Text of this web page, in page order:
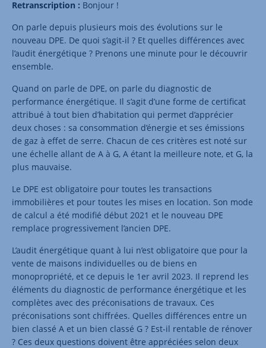
Retranscription : Bonjour !
On parle depuis plusieurs mois des évolutions sur le
nouveau DPE. De quoi s’agit-il ? Et quelles différences avec
l’audit énergétique ? Prenons une minute pour le découvrir
ensemble.
Quand on parle de DPE, on parle du diagnostic de
performance énergétique. Il s’agit d’une forme de certificat
attribué à tout bien d’habitation qui permet d’apprécier
deux choses : sa consommation d’énergie et ses émissions
de gaz à effet de serre. Chacun de ces critères est noté sur
une échelle allant de A à G, A étant la meilleure note, et G, la
plus mauvaise.
Le DPE est obligatoire pour toutes les transactions
immobilières et pour toutes les mises en location. Son mode
de calcul a été modifié début 2021 et le nouveau DPE
remplace progressivement l’ancien DPE.
L’audit énergétique quant à lui n’est obligatoire que pour la
vente de maisons individuelles ou de biens en
monopropriété, et ce depuis le 1er avril 2023. Il reprend les
éléments du diagnostic de performance énergétique et les
complètes avec des préconisations de travaux. Ces
préconisations sont chiffrées. Quelles différences entre un
bien classé A et un bien classé G ? Est-il rentable de rénover
? Ces deux questions doivent être appréciées selon deux